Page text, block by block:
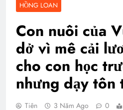
HỒNG LOAN
Con nuôi của
dở vì mê cải
cho con học
nhưng dạy tôn
Tiên 3 Năm Ago 0